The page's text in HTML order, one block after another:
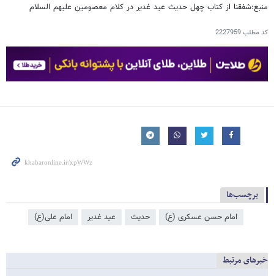
منبع:شفقنا از کتاب چهل حدیث عید غدیر در کلام معصومین علیهم السلام
کد مطلب2227959
برچسب‌ها
امام حسن عسکری (ع) حدیث عید غدیر امام علی(ع)
خبرهای مرتبط